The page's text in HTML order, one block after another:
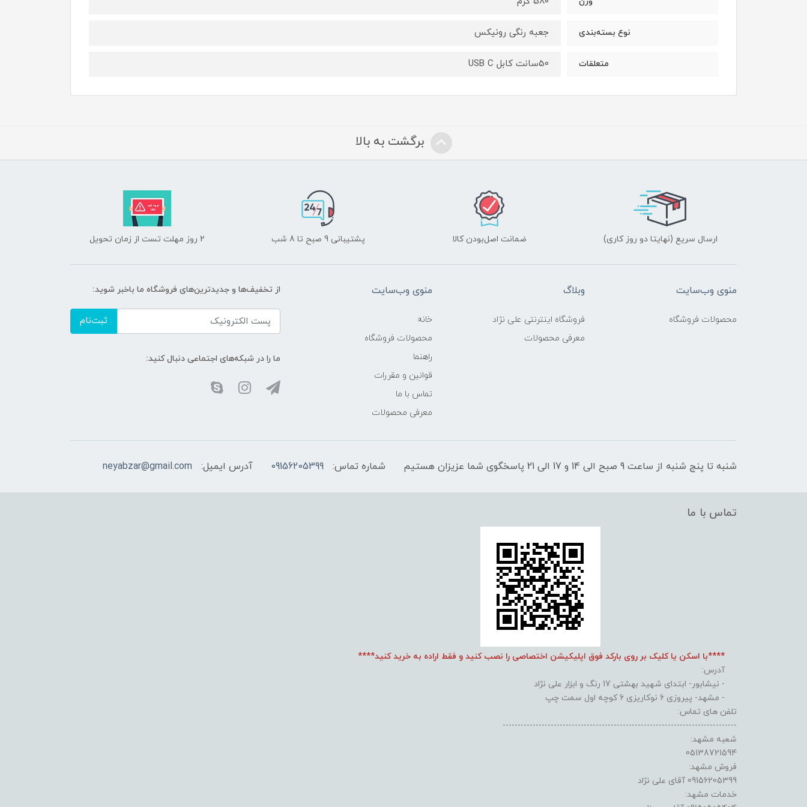
نوع بسته‌بندی جعبه رنگی رونیکس
متعلقات 50سانت کابل USB C
برگشت به بالا
ارسال سریع (نهایتا دو روز کاری) ضمانت اصل‌بودن کالا پشتیبانی 9 صبح تا 8 شب 2 روز مهلت تست از زمان تحویل
منوی وب‌سایت
محصولات فروشگاه
وبلاگ
فروشگاه اینترنتی علی نژاد
معرفی محصولات
منوی وب‌سایت
خانه
محصولات فروشگاه
راهنما
قوانین و مقررات
تماس با ما
معرفی محصولات
از تخفیف‌ها و جدیدترین‌های فروشگاه ما باخبر شوید:
ثبت‌نام
ما را در شبکه‌های اجتماعی دنبال کنید:
شنبه تا پنج شنبه از ساعت 9 صبح الی 14 و 17 الی 21 پاسخگوی شما عزیزان هستیم شماره تماس: 09156205399 آدرس ایمیل: neyabzar@gmail.com
تماس با ما
****با اسکن یا کلیک بر روی بارکد فوق اپلیکیشن اختصاصی را نصب کنید و فقط اراده به خرید کنید****
آدرس:
- نیشابور- ابتدای شهید بهشتی 17 رنگ و ابزار علی نژاد
- مشهد- پیروزی 6 نوکاریزی 6 کوچه اول سمت چپ
تلفن های تماس:
------------------------------------------------------------------------------
شعبه مشهد:
05138721594
فروش مشهد:
09156205399 آقای علی نژاد
خدمات مشهد: